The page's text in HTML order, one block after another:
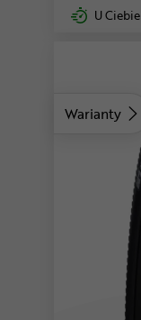
U Ciebie
Warianty